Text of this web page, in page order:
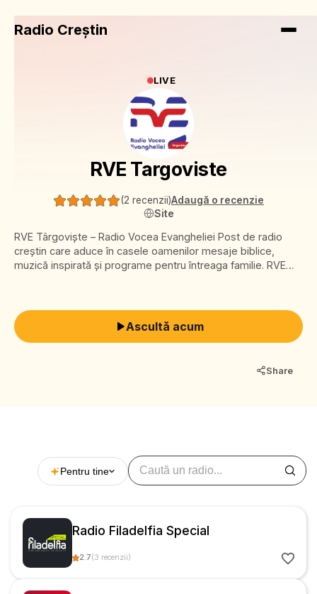
Radio Creștin
LIVE
RVE Targoviste
(2 recenzii)Adaugă o recenzie
Site
RVE Târgoviște – Radio Vocea Evangheliei Post de radio
creștin care aduce în casele oamenilor mesaje biblice,
muzică inspirată și programe pentru întreaga familie. RVE
zi, vocea credinței aproape de tine.
Ascultă acum
Share
Pentru tine
Radio Filadelfia Special
2.7(3 recenzii)